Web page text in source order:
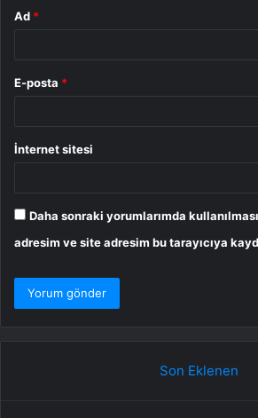
Ad *
E-posta *
İnternet sitesi
Daha sonraki yorumlarımda
adresim ve site adresim bu tarayıcıya
Son Eklenen